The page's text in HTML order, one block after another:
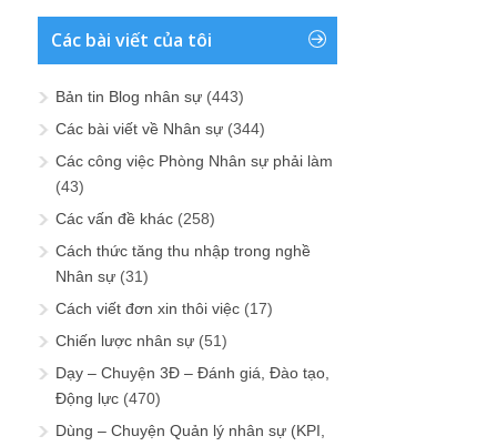
Các bài viết của tôi
Bản tin Blog nhân sự (443)
Các bài viết về Nhân sự (344)
Các công việc Phòng Nhân sự phải làm
(43)
Các vấn đề khác (258)
Cách thức tăng thu nhập trong nghề
Nhân sự (31)
Cách viết đơn xin thôi việc (17)
Chiến lược nhân sự (51)
Dạy – Chuyện 3Đ – Đánh giá, Đào tạo,
Động lực (470)
Dùng – Chuyện Quản lý nhân sự (KPI,